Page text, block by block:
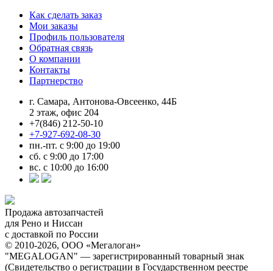
Как сделать заказ
Мои заказы
Профиль пользователя
Обратная связь
О компании
Контакты
Партнерство
г. Самара, Антонова-Овсеенко, 44Б
2 этаж, офис 204
+7(846) 212-50-10
+7-927-692-08-30
пн.-пт. с 9:00 до 19:00
сб. с 9:00 до 17:00
вс. с 10:00 до 16:00
Продажа автозапчастей
для Рено и Ниссан
с доставкой по России
© 2010-2026, ООО «Мегалоган»
"MEGALOGAN" — зарегистрированный товарный знак
(Свидетельство о регистрации в Государственном реестре